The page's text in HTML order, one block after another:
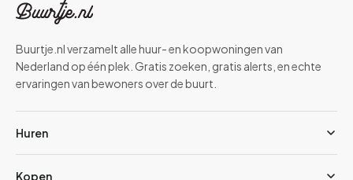
Buurtje.nl verzamelt alle huur- en koopwoningen van
Nederland op één plek. Gratis zoeken, gratis alerts, en echte
ervaringen van bewoners over de buurt.
Huren
Kopen